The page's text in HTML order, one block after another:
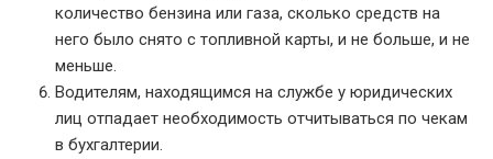
количество бензина или газа, сколько средств на
него было снято с топливной карты, и не больше, и не
меньше.
Водителям, находящимся на службе у юридических
лиц отпадает необходимость отчитываться по чекам
в бухгалтерии.